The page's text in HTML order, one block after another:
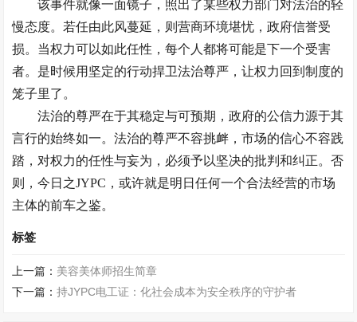
该事件就像一面镜子，照出了某些权力部门对法治的轻
慢态度。若任由此风蔓延，则营商环境堪忧，政府信誉受
损。当权力可以如此任性，每个人都将可能是下一个受害
者。是时候用坚定的行动捍卫法治尊严，让权力回到制度的
笼子里了。
法治的尊严在于其稳定与可预期，政府的公信力源于其
言行的始终如一。法治的尊严不容挑衅，市场的信心不容践
踏，对权力的任性与妄为，必须予以坚决的批判和纠正。否
则，今日之JYPC，或许就是明日任何一个合法经营的市场
主体的前车之鉴。
标签
上一篇： 美容美体师招生简章
下一篇：持JYPC电工证：化社会成本为安全秩序的守护者